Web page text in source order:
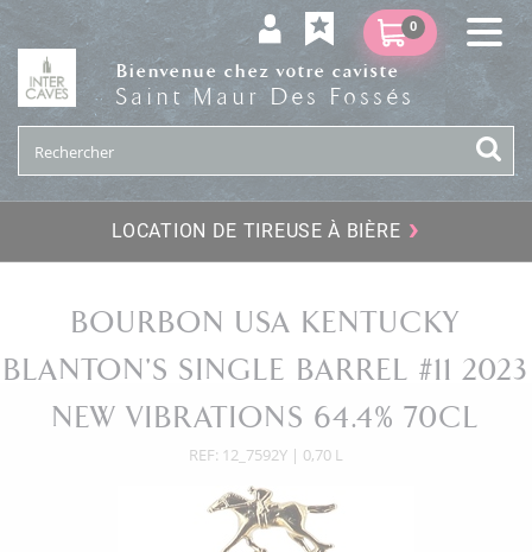
0
Bienvenue chez votre caviste
Saint Maur Des Fossés
LOCATION DE TIREUSE À BIÈRE ›
BOURBON USA KENTUCKY
BLANTON'S SINGLE BARREL #11 2023
NEW VIBRATIONS 64.4% 70CL
REF: 12_7592Y | 0,70 L